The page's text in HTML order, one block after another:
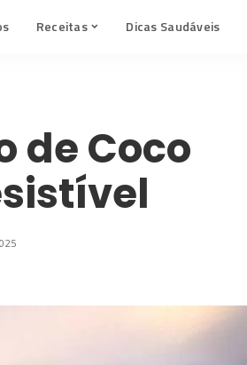
Receitas Dicas Saudáveis
de Coco